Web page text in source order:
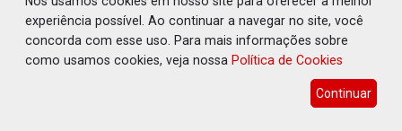
CONVOCAÇÃO DAS ELEIÇÕES: SEATER/RO
experiência possível. Ao continuar a navegar no site, você
concorda com esse uso. Para mais informações sobre
como usamos cookies, veja nossa Política de Cookies
Continuar